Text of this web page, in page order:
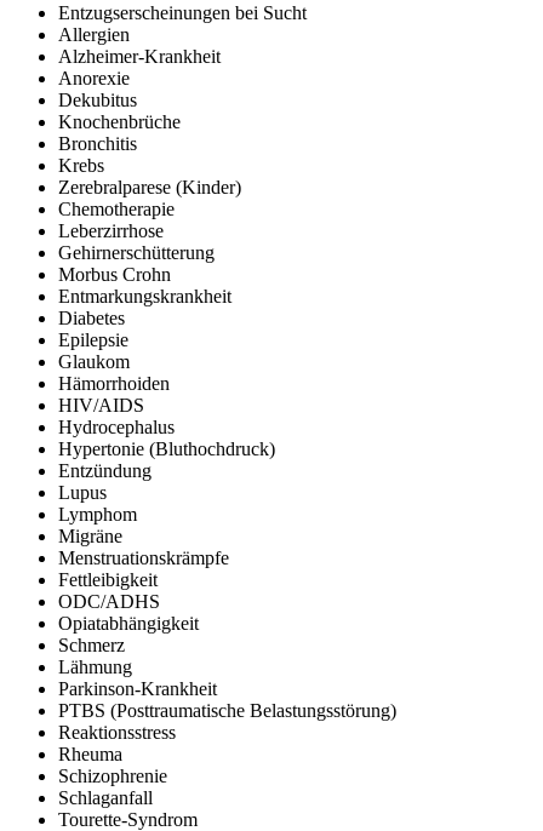
Entzugserscheinungen bei Sucht
Allergien
Alzheimer-Krankheit
Anorexie
Dekubitus
Knochenbrüche
Bronchitis
Krebs
Zerebralparese (Kinder)
Chemotherapie
Leberzirrhose
Gehirnerschütterung
Morbus Crohn
Entmarkungskrankheit
Diabetes
Epilepsie
Glaukom
Hämorrhoiden
HIV/AIDS
Hydrocephalus
Hypertonie (Bluthochdruck)
Entzündung
Lupus
Lymphom
Migräne
Menstruationskrämpfe
Fettleibigkeit
ODC/ADHS
Opiatabhängigkeit
Schmerz
Lähmung
Parkinson-Krankheit
PTBS (Posttraumatische Belastungsstörung)
Reaktionsstress
Rheuma
Schizophrenie
Schlaganfall
Tourette-Syndrom